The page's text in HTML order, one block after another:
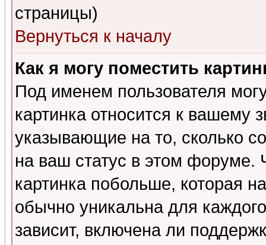
страницы)
Вернуться к началу
Как я могу поместить
Под именем пользователя
картинка относится к вашему
указывающие на то, сколько
на ваш статус в этом форуме.
картинка побольше, которая
обычно уникальна для
зависит, включена ли